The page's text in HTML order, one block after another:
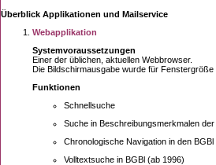
Überblick Applikationen und Mailservice
Webapplikation
Systemvoraussetzungen
Einer der üblichen, aktuellen Webbrowser.
Die Bildschirmausgabe wurde für
Funktionen
Schnellsuche
Suche in Beschreibungsmerkmalen
Chronologische Navigation in den BGBl
Volltextsuche in BGBl (ab 1996)